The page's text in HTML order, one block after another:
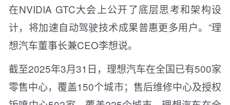
在NVIDIA GTC大会上公开了底层思考和架构设
计，将加速自动驾驶技术成果普惠更多用户。”理
想汽车董事长兼CEO李想说。
截至2025年3月31日，理想汽车在全国已有500家
零售中心，覆盖150个城市；售后维修中心及授权